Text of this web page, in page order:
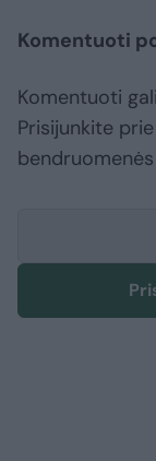
Komentuoti
Komentuoti
Prisijunkite